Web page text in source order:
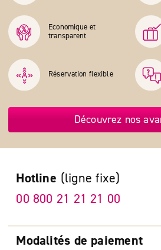
Economique et
transparent
Réservation flexible
Découvrez nos
Modalités de paiement
Hotline (ligne fixe)
00 800 21 21 21 00